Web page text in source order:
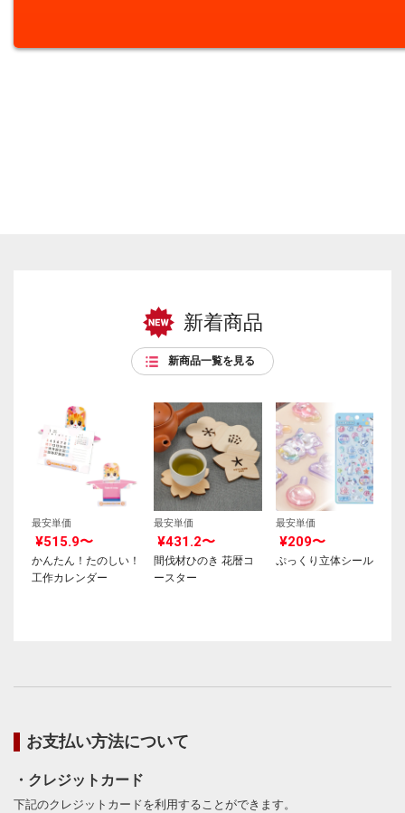
新着商品
新商品一覧を見る
最安単価
¥515.9〜
かんたん！たのしい！
工作カレンダー
最安単価
¥431.2〜
間伐材ひのき 花暦コ
ースター
最安単価
¥209〜
ぷっくり立体シール
お支払い方法について
・クレジットカード
下記のクレジットカードを利用することができます。